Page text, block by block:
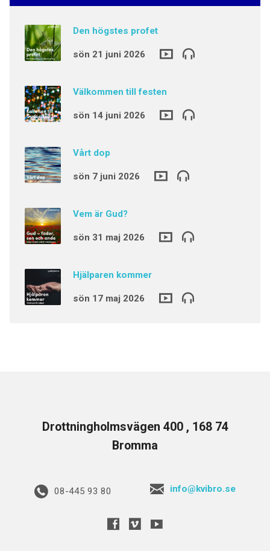
Den högstes profet
sön 21 juni 2026
Välkommen till festen
sön 14 juni 2026
Vårt dop
sön 7 juni 2026
Vem är Gud?
sön 31 maj 2026
Hjälparen kommer
sön 17 maj 2026
Drottningholmsvägen 400 , 168 74
Bromma
08-445 93 80 info@kvibro.se